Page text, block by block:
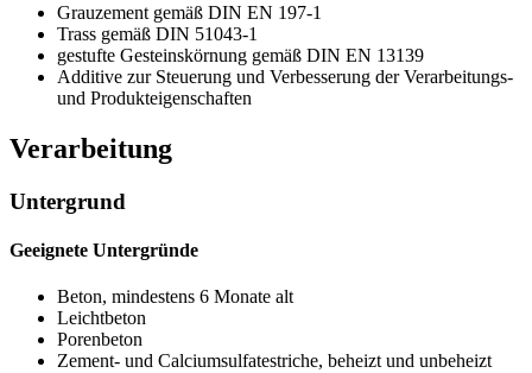
Grauzement gemäß DIN EN 197-1
Trass gemäß DIN 51043-1
gestufte Gesteinskörnung gemäß DIN EN 13139
Additive zur Steuerung und Verbesserung der Verarbeitungs-
und Produkteigenschaften
Verarbeitung
Untergrund
Geeignete Untergründe
Beton, mindestens 6 Monate alt
Leichtbeton
Porenbeton
Zement- und Calciumsulfatestriche, beheizt und unbeheizt